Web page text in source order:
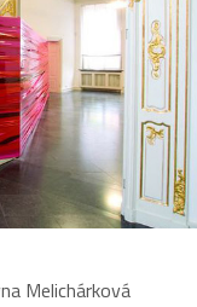
Melichárková